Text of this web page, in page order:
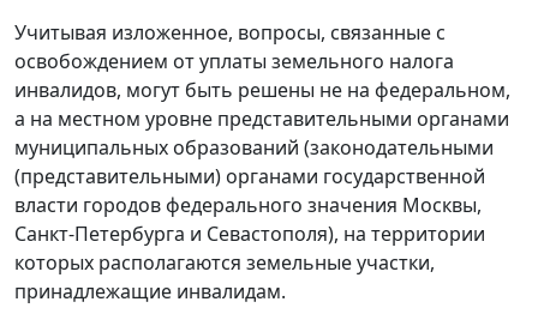
Учитывая изложенное, вопросы, связанные с
освобождением от уплаты земельного налога
инвалидов, могут быть решены не на федеральном,
а на местном уровне представительными органами
муниципальных образований (законодательными
(представительными) органами государственной
власти городов федерального значения Москвы,
Санкт-Петербурга и Севастополя), на территории
которых располагаются земельные участки,
принадлежащие инвалидам.